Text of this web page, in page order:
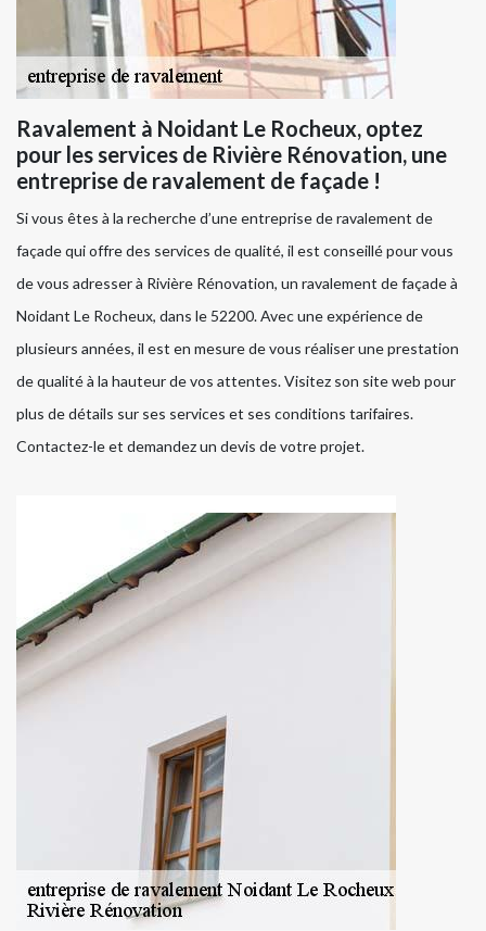
Ravalement à Noidant Le Rocheux, optez
pour les services de Rivière Rénovation, une
entreprise de ravalement de façade !
Si vous êtes à la recherche d’une entreprise de ravalement de
façade qui offre des services de qualité, il est conseillé pour vous
de vous adresser à Rivière Rénovation, un ravalement de façade à
Noidant Le Rocheux, dans le 52200. Avec une expérience de
plusieurs années, il est en mesure de vous réaliser une prestation
de qualité à la hauteur de vos attentes. Visitez son site web pour
plus de détails sur ses services et ses conditions tarifaires.
Contactez-le et demandez un devis de votre projet.